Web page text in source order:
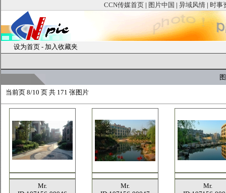
CCN传媒首页 | 图片中国 | 异域风情 | 时事
设为首页 - 加入收藏夹
图
当前页 8/10 页 共 171 张图片
Mr.
Mr.
Mr.